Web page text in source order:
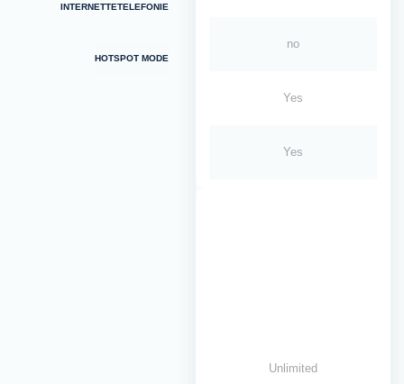
INTERNETTETELEFONIE
HOTSPOT MODE
no
Yes
Yes
Unlimited